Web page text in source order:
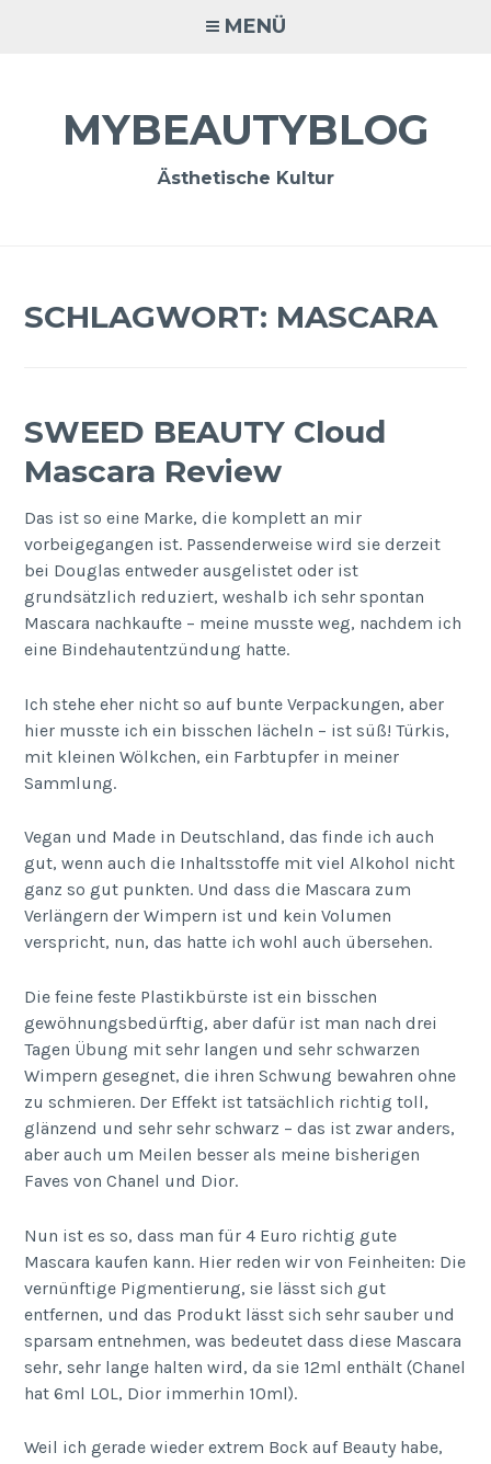
MENÜ
MYBEAUTYBLOG
Ästhetische Kultur
SCHLAGWORT: MASCARA
SWEED BEAUTY Cloud
Mascara Review
Das ist so eine Marke, die komplett an mir
vorbeigegangen ist. Passenderweise wird sie derzeit
bei Douglas entweder ausgelistet oder ist
grundsätzlich reduziert, weshalb ich sehr spontan
Mascara nachkaufte – meine musste weg, nachdem ich
eine Bindehautentzündung hatte.
Ich stehe eher nicht so auf bunte Verpackungen, aber
hier musste ich ein bisschen lächeln – ist süß! Türkis,
mit kleinen Wölkchen, ein Farbtupfer in meiner
Sammlung.
Vegan und Made in Deutschland, das finde ich auch
gut, wenn auch die Inhaltsstoffe mit viel Alkohol nicht
ganz so gut punkten. Und dass die Mascara zum
Verlängern der Wimpern ist und kein Volumen
verspricht, nun, das hatte ich wohl auch übersehen.
Die feine feste Plastikbürste ist ein bisschen
gewöhnungsbedürftig, aber dafür ist man nach drei
Tagen Übung mit sehr langen und sehr schwarzen
Wimpern gesegnet, die ihren Schwung bewahren ohne
zu schmieren. Der Effekt ist tatsächlich richtig toll,
glänzend und sehr sehr schwarz – das ist zwar anders,
aber auch um Meilen besser als meine bisherigen
Faves von Chanel und Dior.
Nun ist es so, dass man für 4 Euro richtig gute
Mascara kaufen kann. Hier reden wir von Feinheiten: Die
vernünftige Pigmentierung, sie lässt sich gut
entfernen, und das Produkt lässt sich sehr sauber und
sparsam entnehmen, was bedeutet dass diese Mascara
sehr, sehr lange halten wird, da sie 12ml enthält (Chanel
hat 6ml LOL, Dior immerhin 10ml).
Weil ich gerade wieder extrem Bock auf Beauty habe,